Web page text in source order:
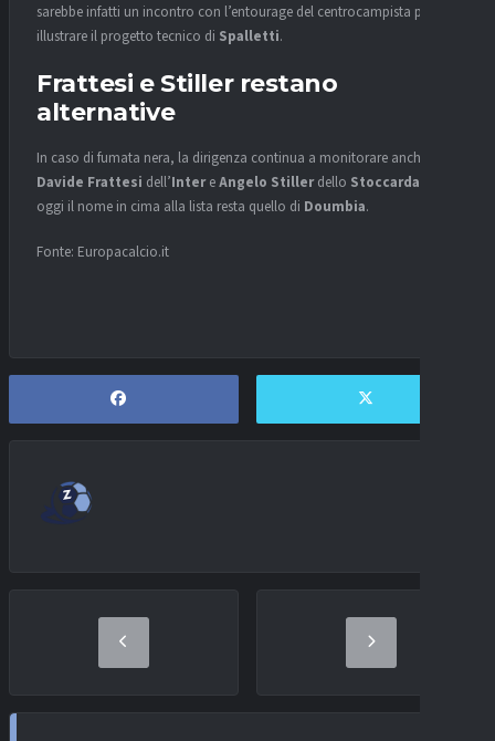
sarebbe infatti un incontro con l’entourage del centrocampista per
illustrare il progetto tecnico di Spalletti.
Frattesi e Stiller restano
alternative
In caso di fumata nera, la dirigenza continua a monitorare anche
Davide Frattesi dell’IntereAngelo Stillerdello Stoccarda
oggi il nome in cima alla lista resta quello di Doumbia.
Fonte: Europacalcio.it